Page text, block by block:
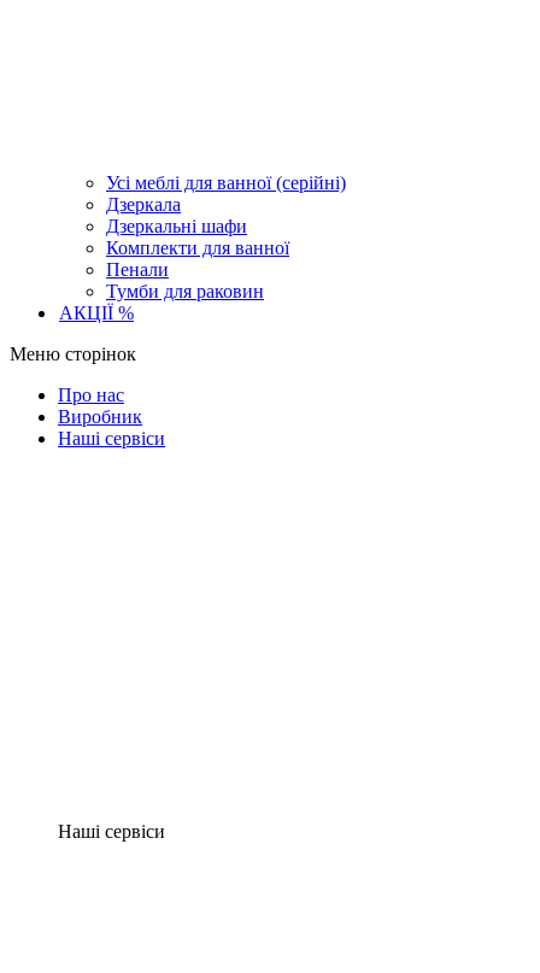
Усі меблі для ванної (серійні)
Дзеркала
Дзеркальні шафи
Комплекти для ванної
Пенали
Тумби для раковин
АКЦІЇ %
Меню сторінок
Про нас
Виробник
Наші сервіси
Наші сервіси